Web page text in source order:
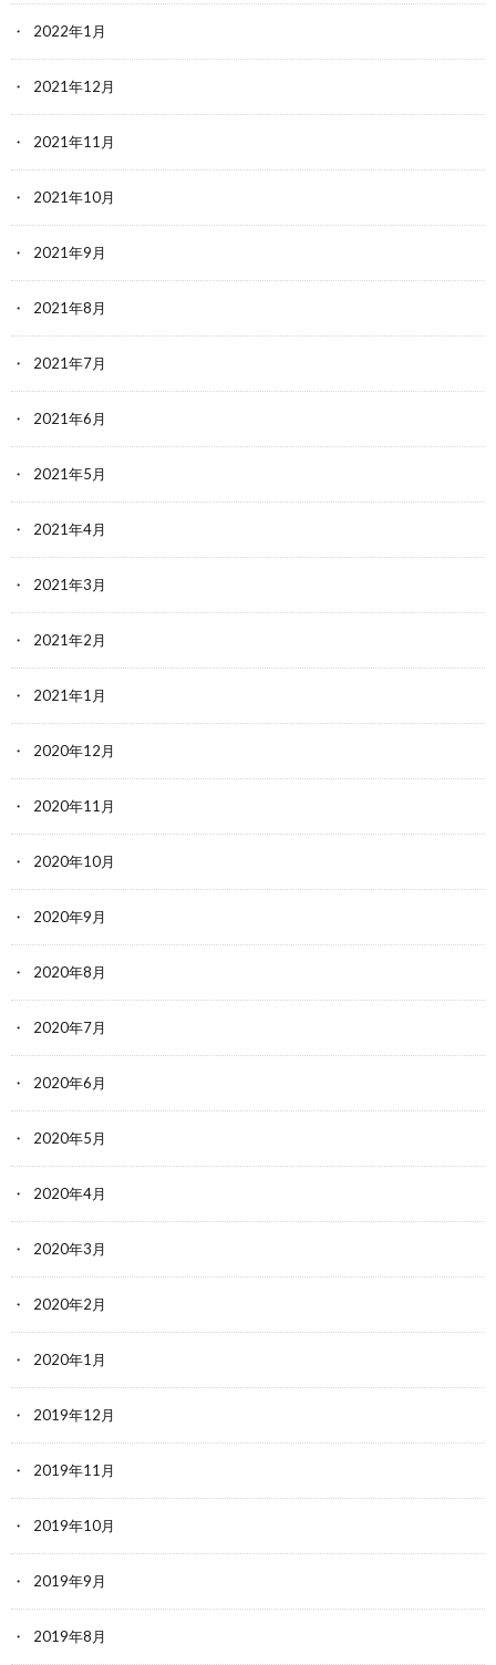
2022年1月
2021年12月
2021年11月
2021年10月
2021年9月
2021年8月
2021年7月
2021年6月
2021年5月
2021年4月
2021年3月
2021年2月
2021年1月
2020年12月
2020年11月
2020年10月
2020年9月
2020年8月
2020年7月
2020年6月
2020年5月
2020年4月
2020年3月
2020年2月
2020年1月
2019年12月
2019年11月
2019年10月
2019年9月
2019年8月